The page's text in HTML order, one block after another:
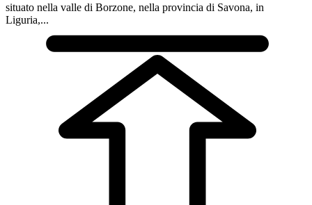
situato nella valle di Borzone, nella provincia di Savona, in
Liguria,...